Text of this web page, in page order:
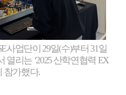
사업단이 29일(수)부터 31일
열리는 ‘2025산학연협력 EX
참가했다.